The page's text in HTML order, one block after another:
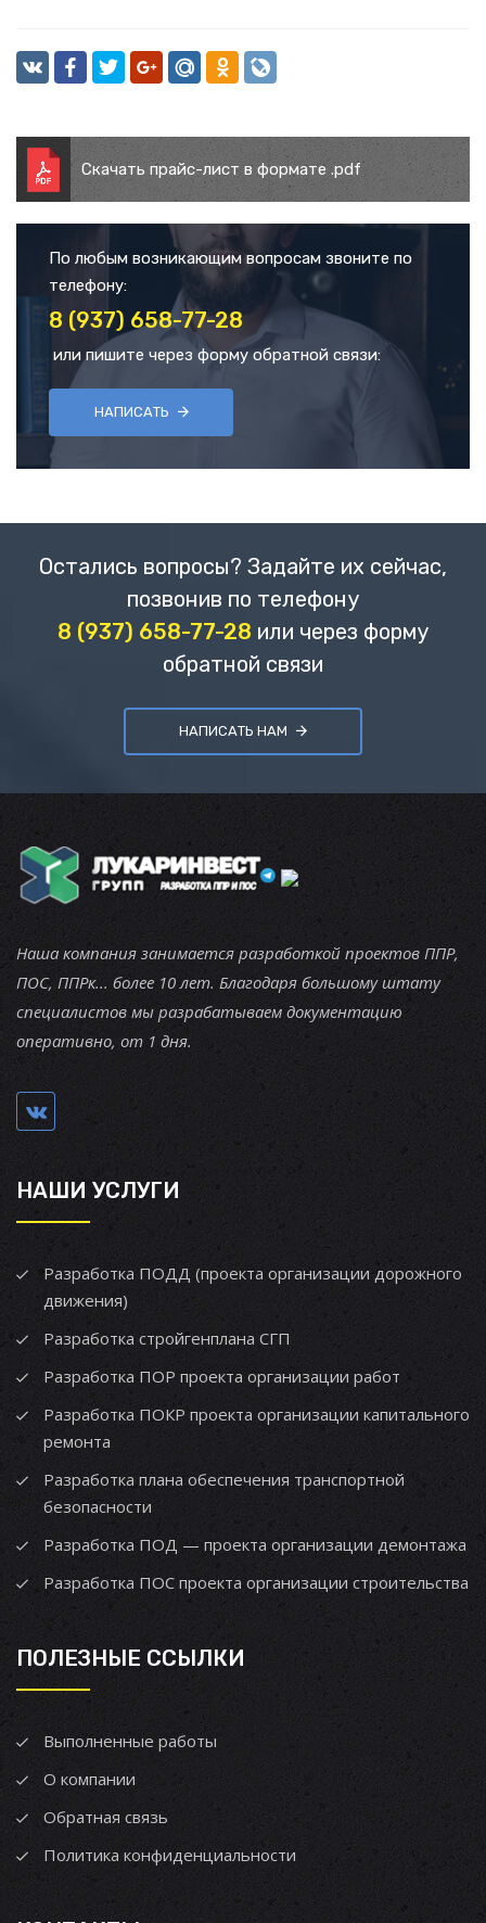
Скачать прайс-лист в формате .pdf
По любым возникающим вопросам звоните по
телефону:
8 (937) 658-77-28
или пишите через форму обратной связи:
НАПИСАТЬ
Остались вопросы? Задайте их сейчас,
позвонив по телефону
8 (937) 658-77-28 или через форму
обратной связи
НАПИСАТЬ НАМ
Наша компания занимается разработкой проектов ППР,
ПОС, ППРк... более 10 лет. Благодаря большому штату
специалистов мы разрабатываем документацию
оперативно, от 1 дня.
НАШИ УСЛУГИ
Разработка ПОДД (проекта организации дорожного
движения)
Разработка стройгенплана СГП
Разработка ПОР проекта организации работ
Разработка ПОКР проекта организации капитального
ремонта
Разработка плана обеспечения транспортной
безопасности
Разработка ПОД — проекта организации демонтажа
Разработка ПОС проекта организации строительства
ПОЛЕЗНЫЕ ССЫЛКИ
Выполненные работы
О компании
Обратная связь
Политика конфиденциальности